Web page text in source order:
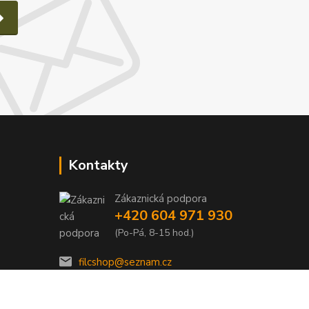
Kontakty
Zákaznická podpora
+420 604 971 930
(Po-Pá, 8-15 hod.)
filcshop@seznam.cz